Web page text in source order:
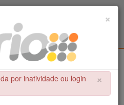
- COPPE / UFRJ
×
A OPERAÇÃO
×
×
por inatividade ou login